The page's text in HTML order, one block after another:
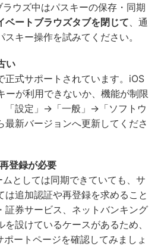
ウズ中はパスキーの保存・同期
ベートブラウズタブを閉じて 、通
キー操作を試みてください。
い
正式サポートされています。iOS
ーが利用できないか、機能が制限
「設定」→「一般」→「ソフトウ
最新バージョンへ更新してくださ
登録が必要
としては同期できていても、サ
は追加認証や再登録を求めること
証券サービス、ネットバンキング
設けているケースがあるため、
ポートページを確認してみましょ